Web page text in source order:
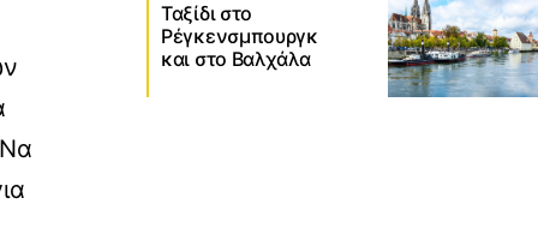
Ταξίδι στο
Ρέγκενσμπουργκ
και στο Βαλχάλα